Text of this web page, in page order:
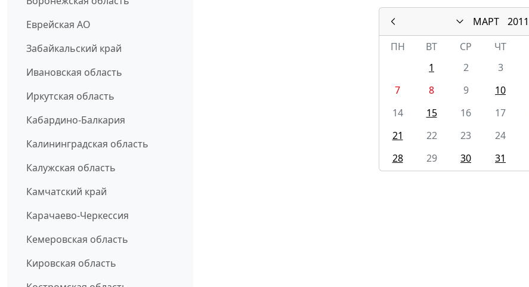
Еврейская АО
Забайкальский край
Ивановская область
Иркутская область
Кабардино-Балкария
Калининградская область
Калужская область
Камчатский край
Карачаево-Черкессия
Кемеровская область
Кировская область
МАРТ
2011
ПН
ВТ СР ЧТ
1
2 3
7
8 9 10
14
15 16 17
21
22 23 24
28
29 30 31